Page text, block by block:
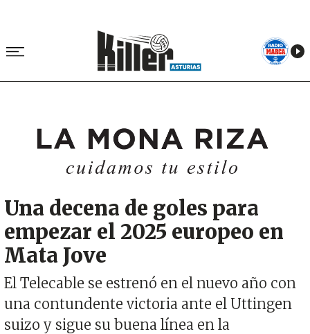
Una decena de goles para
empezar el 2025 europeo en
Mata Jove
El Telecable se estrenó en el nuevo año con
una contundente victoria ante el Uttingen
suizo y sigue su buena línea en la